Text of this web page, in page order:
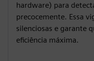
hardware) para
precocemente. Essa
silenciosas e garante
eficiência máxima.